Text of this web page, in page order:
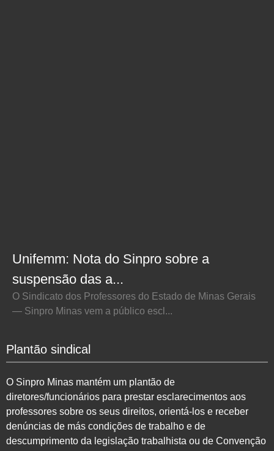
Unifemm: Nota do Sinpro sobre a
suspensão das a...
O Sindicato dos Professores do Estado de Minas Gerais
— Sinpro Minas vem a público escl...
Plantão sindical
O Sinpro Minas mantém um plantão de
diretores/funcionários para prestar esclarecimentos aos
professores sobre os seus direitos, orientá-los e receber
denúncias de más condições de trabalho e de
descumprimento da legislação trabalhista ou de Convenção